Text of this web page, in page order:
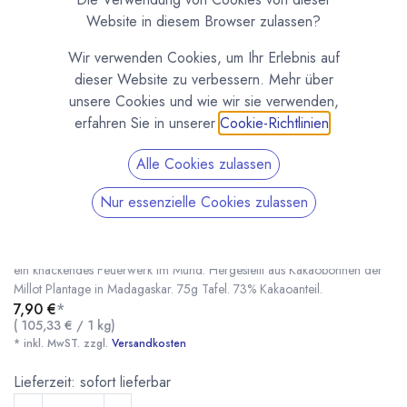
Kiki's Crunchy Madagaskar 73%
(0 Rezension)
ein knackendes Feuerwerk im Mund. Hergestellt aus Kakaobohnen der
Millot Plantage in Madagaskar. 75g Tafel. 73% Kakaoanteil.
7,90 €*
( 105,33 € / 1 kg)
* inkl. MwST. zzgl. Versandkosten
Lieferzeit: sofort lieferbar
Website in diesem Browser zulassen?
Wir verwenden Cookies, um Ihr Erlebnis auf
dieser Website zu verbessern. Mehr über
unsere Cookies und wie wir sie verwenden,
erfahren Sie in unserer Cookie-Richtlinien
Alle Cookies zulassen
Nur essenzielle Cookies zulassen